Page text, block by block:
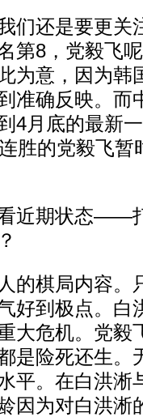
还是要更关
第8，党毅飞
为意，因为韩
准确反映。而
4月底的最新
胜的党毅飞暂
期状态——
棋局内容。
好到极点。白
大危机。党毅
是险死还生。
平。在白洪淅
因为对白洪淅